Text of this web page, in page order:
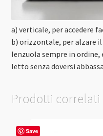
a) verticale, per accedere
b) orizzontale, per alzare
lenzuola sempre in
letto senza doversi
Prodotti correlati
Save